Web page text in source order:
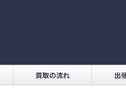
買取の流れ 出